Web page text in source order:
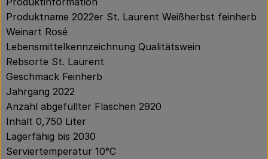
Produktname 2022er St. Laurent Weißherbst feinherb
Weinart Rosé
Lebensmittelkennzeichnung Qualitätswein
Rebsorte St. Laurent
Geschmack Feinherb
Jahrgang 2022
Anzahl abgefüllter Flaschen 2920
Inhalt 0,750 Liter
Lagerfähig bis 2030
Serviertemperatur 10°C